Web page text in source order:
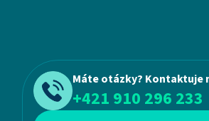
Máte otázky? Kontaktuje
+421 910 296 233